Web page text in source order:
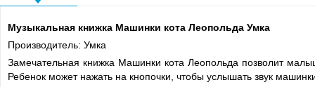
Музыкальная книжка Машинки кота Леопольда Умка
Производитель: Умка
Замечательная книжка Машинки кота Леопольда позволит
Ребенок может нажать на кнопочки, чтобы услышать звук